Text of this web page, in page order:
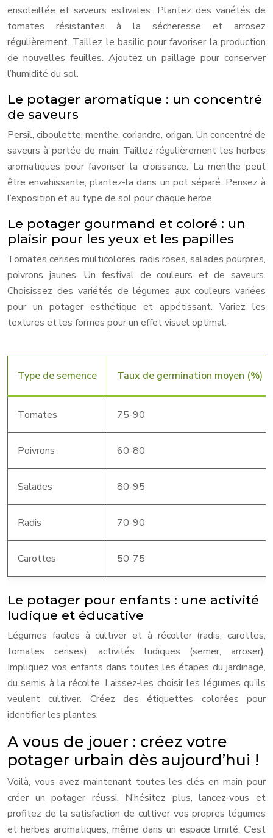
ensoleillée et saveurs estivales. Plantez des variétés de
tomates résistantes à la sécheresse et arrosez
régulièrement. Taillez le basilic pour favoriser la production
de nouvelles feuilles. Ajoutez un paillage pour conserver
l’humidité du sol.
Le potager aromatique : un concentré
de saveurs
Persil, ciboulette, menthe, coriandre, origan. Un concentré de
saveurs à portée de main. Taillez régulièrement les herbes
aromatiques pour favoriser la croissance. La menthe peut
être envahissante, plantez-la dans un pot séparé. Pensez à
l’exposition et au type de sol pour chaque herbe.
Le potager gourmand et coloré : un
plaisir pour les yeux et les papilles
Tomates cerises multicolores, radis roses, salades pourpres,
poivrons jaunes. Un festival de couleurs et de saveurs.
Choisissez des variétés de légumes aux couleurs variées
pour un potager esthétique et appétissant. Variez les
textures et les formes pour un effet visuel optimal.
Type de semence Taux de germination moyen (%)
Tomates 75-90
Poivrons 60-80
Salades 80-95
Radis 70-90
Carottes 50-75
Le potager pour enfants : une activité
ludique et éducative
Légumes faciles à cultiver et à récolter (radis, carottes,
tomates cerises), activités ludiques (semer, arroser).
Impliquez vos enfants dans toutes les étapes du jardinage,
du semis à la récolte. Laissez-les choisir les légumes qu’ils
veulent cultiver. Créez des étiquettes colorées pour
identifier les plantes.
A vous de jouer : créez votre
potager urbain dès aujourd’hui !
Voilà, vous avez maintenant toutes les clés en main pour
créer un potager réussi. N’hésitez plus, lancez-vous et
profitez de la satisfaction de cultiver vos propres légumes
et herbes aromatiques, même dans un espace limité. C’est